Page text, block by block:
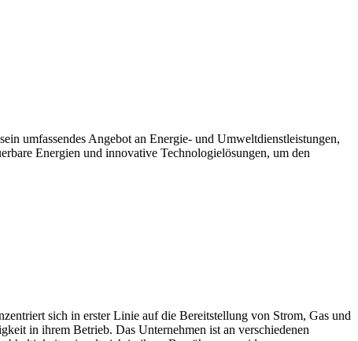
umfassendes Angebot an Energie- und Umweltdienstleistungen,
Energien und innovative Technologielösungen, um den
sich in erster Linie auf die Bereitstellung von Strom, Gas und
in ihrem Betrieb. Das Unternehmen ist an verschiedenen